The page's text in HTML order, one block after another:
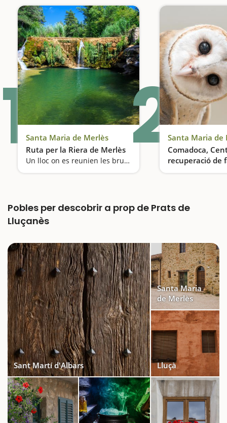
1Santa Maria de Merlès
Ruta per la Riera de Merlès
Un lloc on es reunien les bruixes2Santa Maria de
Comadoca,
recuperació de
salvatge
Pobles per descobrir a prop de Prats de
Lluçanès
Sant Martí d'Albars
Santa Maria
de Merlès
Lluçà